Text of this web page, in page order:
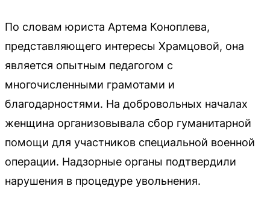
По словам юриста Артема Коноплева,
представляющего интересы Храмцовой, она
является опытным педагогом с
многочисленными грамотами и
благодарностями. На добровольных началах
женщина организовывала сбор гуманитарной
помощи для участников специальной военной
операции. Надзорные органы подтвердили
нарушения в процедуре увольнения.